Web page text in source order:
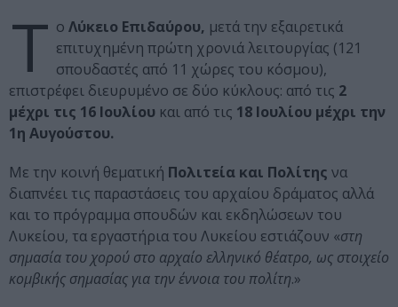
Τ ο Λύκειο Επιδαύρου, μετά την εξαιρετικά
επιτυχημένη πρώτη χρονιά λειτουργίας (121
σπουδαστές από 11 χώρες του κόσμου),
επιστρέφει διευρυμένο σε δύο κύκλους: από τις 2
μέχρι τις 16 Ιουλίου και από τις 18 Ιουλίου μέχρι την
1η Αυγούστου.
Με την κοινή θεματική Πολιτεία και Πολίτης να
διαπνέει τις παραστάσεις του αρχαίου δράματος αλλά
και το πρόγραμμα σπουδών και εκδηλώσεων του
Λυκείου, τα εργαστήρια του Λυκείου εστιάζουν «στη
σημασία του χορού στο αρχαίο ελληνικό θέατρο, ως στοιχείο
κομβικής σημασίας για την έννοια του πολίτη.»